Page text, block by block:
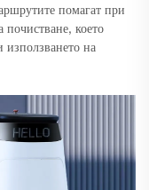
помагат при
което
използването на